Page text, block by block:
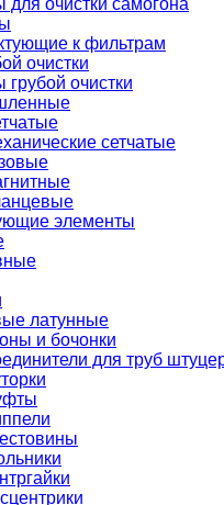
для очистки самогона
к фильтрам
очистки
грубой очистки
сетчатые
элементы
латунные
и бочонки
для труб